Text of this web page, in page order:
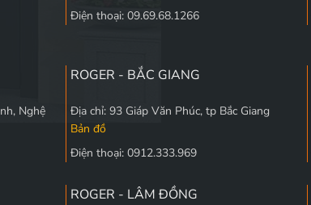
Điện thoại: 09.69.68.1266
Nghệ
ROGER - BẮC GIANG
Địa chỉ: 93 Giáp Văn Phúc, tp Bắc Giang
Bản đồ
Điện thoại: 0912.333.969
ROGER - LÂM ĐỒNG